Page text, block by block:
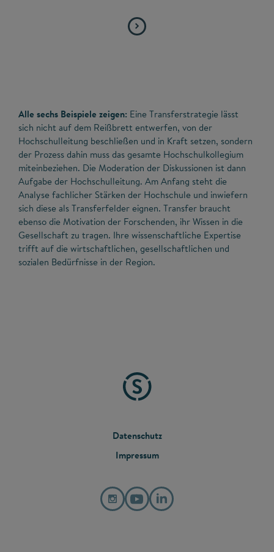
Alle sechs Beispiele zeigen: Eine Transferstrategie lässt
sich nicht auf dem Reißbrett entwerfen, von der
Hochschulleitung beschließen und in Kraft setzen, sondern
der Prozess dahin muss das gesamte Hochschulkollegium
miteinbeziehen. Die Moderation der Diskussionen ist dann
Aufgabe der Hochschulleitung. Am Anfang steht die
Analyse fachlicher Stärken der Hochschule und inwiefern
sich diese als Transferfelder eignen. Transfer braucht
ebenso die Motivation der Forschenden, ihr Wissen in die
Gesellschaft zu tragen. Ihre wissenschaftliche Expertise
trifft auf die wirtschaftlichen, gesellschaftlichen und
sozialen Bedürfnisse in der Region.
FOOTER
MENU
Datenschutz
Impressum